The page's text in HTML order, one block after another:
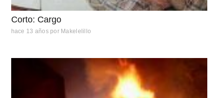
Corto: Cargo
hace 13 años por Makelelillo